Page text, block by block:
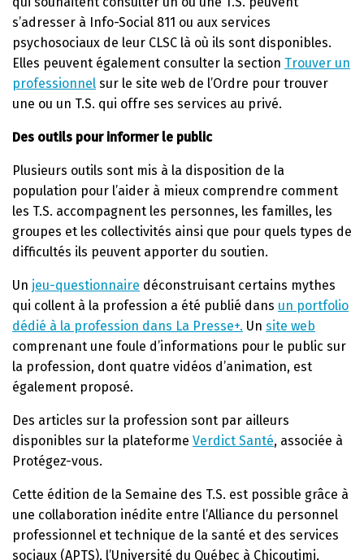
s’adresser à Info-Social 811 ou aux services
psychosociaux de leur CLSC là où ils sont disponibles.
Elles peuvent également consulter la section Trouver un
professionnel sur le site web de l’Ordre pour trouver
une ou un T.S. qui offre ses services au privé.
Des outils pour informer le public
Plusieurs outils sont mis à la disposition de la
population pour l’aider à mieux comprendre comment
les T.S. accompagnent les personnes, les familles, les
groupes et les collectivités ainsi que pour quels types de
difficultés ils peuvent apporter du soutien.
Un jeu-questionnaire déconstruisant certains mythes
qui collent à la profession a été publié dans un portfolio
dédié à la profession dans La Presse+. Un site web
comprenant une foule d’informations pour le public sur
la profession, dont quatre vidéos d’animation, est
également proposé.
Des articles sur la profession sont par ailleurs
disponibles sur la plateforme Verdict Santé, associée à
Protégez-vous.
Cette édition de la Semaine des T.S. est possible grâce à
une collaboration inédite entre l’Alliance du personnel
professionnel et technique de la santé et des services
sociaux (APTS), l’Université du Québec à Chicoutimi,